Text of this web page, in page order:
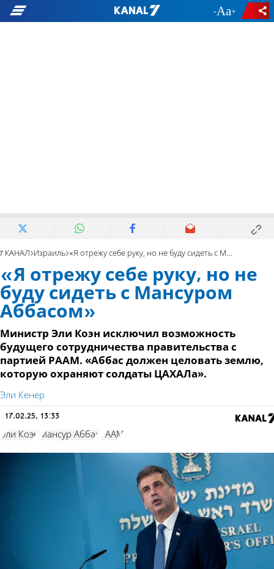
- +
7 КАНАЛ Израиль «Я отрежу себе руку, но не буду сидеть с Мансуром Аббасом»
«Я отрежу себе руку, но не
буду сидеть с Мансуром
Аббасом»
Министр Эли Коэн исключил возможность
будущего сотрудничества правительства с
партией РААМ. «Аббас должен целовать землю,
которую охраняют солдаты ЦАХАЛа».
Эли Кенер
17.02.25, 13:33
Эли Коэн Мансур Аббас РААМ